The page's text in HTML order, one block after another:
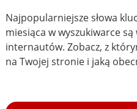
Najpopularniejsze słowa
miesiąca w wyszukiwarce
internautów. Zobacz, z
na Twojej stronie i jaką